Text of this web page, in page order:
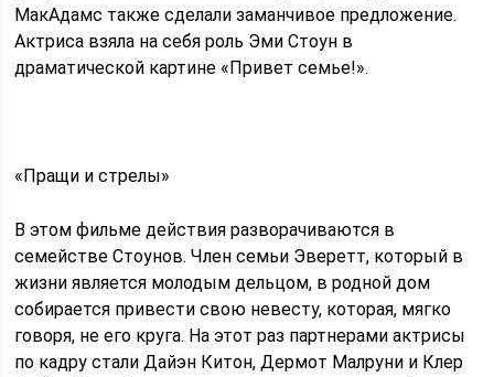
МакАдамс также сделали заманчивое предложение.
Актриса взяла на себя роль Эми Стоун в
драматической картине «Привет семье!».
«Пращи и стрелы»
В этом фильме действия разворачиваются в
семействе Стоунов. Член семьи Эверетт, который в
жизни является молодым дельцом, в родной дом
собирается привести свою невесту, которая, мягко
говоря, не его круга. На этот раз партнерами актрисы
по кадру стали Дайэн Китон, Дермот Малруни и Клер